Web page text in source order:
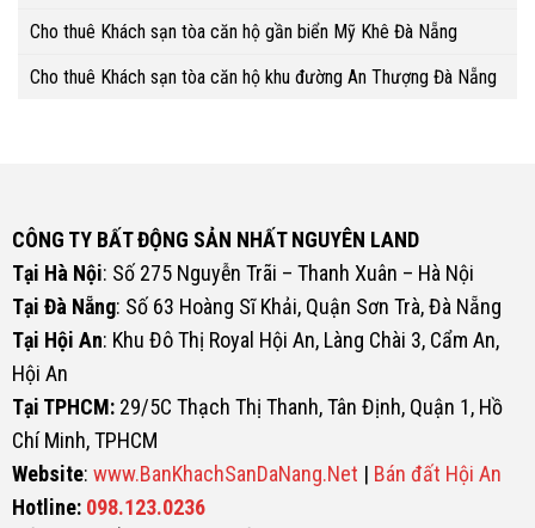
Cho thuê Khách sạn tòa căn hộ gần biển Mỹ Khê Đà Nẵng
Cho thuê Khách sạn tòa căn hộ khu đường An Thượng Đà Nẵng
CÔNG TY BẤT ĐỘNG SẢN NHẤT NGUYÊN LAND
Tại Hà Nội: Số 275 Nguyễn Trãi – Thanh Xuân – Hà Nội
Tại Đà Nẵng: Số 63 Hoàng Sĩ Khải, Quận Sơn Trà, Đà Nẵng
Tại Hội An: Khu Đô Thị Royal Hội An, Làng Chài 3, Cẩm An,
Hội An
Tại TPHCM:29/5C Thạch Thị Thanh, Tân Định, Quận 1, Hồ
Chí Minh, TPHCM
Website: www.BanKhachSanDaNang.Net | Bán đất Hội An
Hotline: 098.123.0236